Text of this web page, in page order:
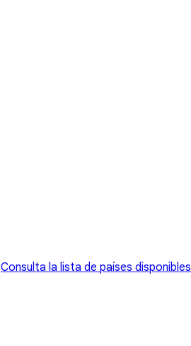
Consulta la lista de países disponibles